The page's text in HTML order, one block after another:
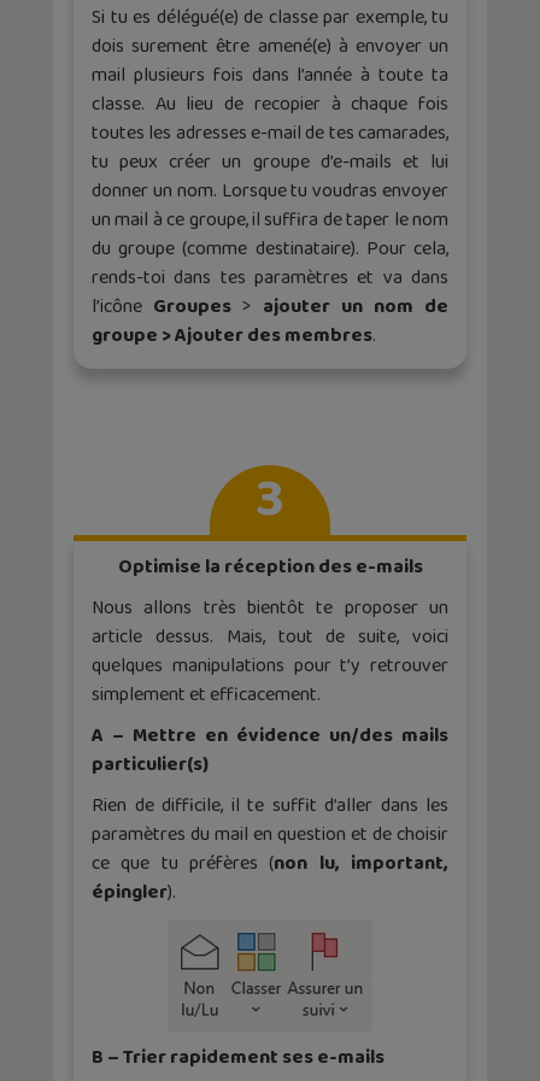
Si tu es délégué(e) de classe par exemple, tu
dois surement être amené(e) à envoyer un
mail plusieurs fois dans l’année à toute ta
classe. Au lieu de recopier à chaque fois
toutes les adresses e-mail de tes camarades,
tu peux créer un groupe d’e-mails et lui
donner un nom. Lorsque tu voudras envoyer
un mail à ce groupe, il suffira de taper le nom
du groupe (comme destinataire). Pour cela,
rends-toi dans tes paramètres et va dans
l’icône Groupes > ajouter un nom de
groupe > Ajouter des membres.
3
Optimise la réception des e-mails
Nous allons très bientôt te proposer un
article dessus. Mais, tout de suite, voici
quelques manipulations pour t’y retrouver
simplement et efficacement.
A – Mettre en évidence un/des mails
particulier(s)
Rien de difficile, il te suffit d’aller dans les
paramètres du mail en question et de choisir
ce que tu préfères (non lu, important,
épingler).
B – Trier rapidement ses e-mails